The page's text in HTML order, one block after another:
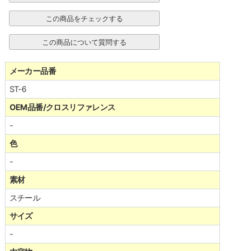
メーカー品番
ST-6
OEM品番/クロスリファレンス
-
色
-
素材
スチール
サイズ
-